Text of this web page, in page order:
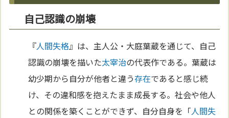
自己認識の崩壊
『人間失格』は、主人公・大庭葉蔵を通じて、自己
認識の崩壊を描いた太宰治の代表作である。葉蔵は
幼少期から自分が他者と違う存在であると感じ続
け、その違和感を抱えたまま成長する。社会や他人
との関係を築くことができず、自分自身を「人間失